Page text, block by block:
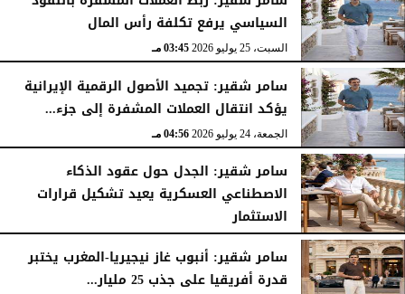
السياسي يرفع تكلفة رأس المال
السبت، 25 يوليو 2026 03:45 مـ
سامر شقير: تجميد الأصول الرقمية الإيرانية
يؤكد انتقال العملات المشفرة إلى جزء...
الجمعة، 24 يوليو 2026 04:56 مـ
سامر شقير: الجدل حول عقود الذكاء
الاصطناعي العسكرية يعيد تشكيل قرارات
الاستثمار
الجمعة، 24 يوليو 2026 04:45 مـ
سامر شقير: أنبوب غاز نيجيريا-المغرب يختبر
قدرة أفريقيا على جذب 25 مليار...